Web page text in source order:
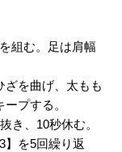
組む。足は肩幅
ざを曲げ、太もも
プする。
き、10秒休む。
】を5回繰り返